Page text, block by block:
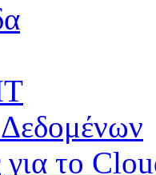
για το